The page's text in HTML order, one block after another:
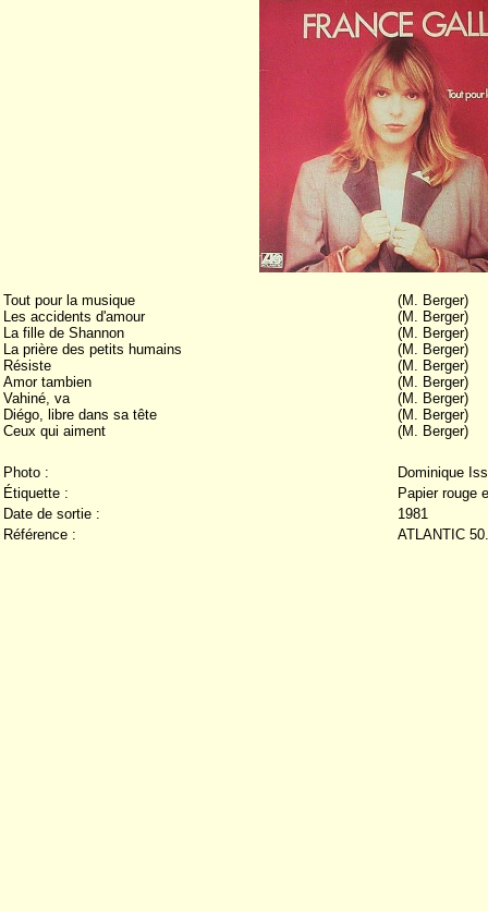
Tout pour la musique
Les accidents d'amour
La fille de Shannon
La prière des petits humains
Résiste
Amor tambien
Vahiné, va
Diégo, libre dans sa tête
Ceux qui aiment
(M. Berger)
(M. Berger)
(M. Berger)
(M. Berger)
(M. Berger)
(M. Berger)
(M. Berger)
(M. Berger)
(M. Berger)
Photo :
Dominique
Étiquette :
Papier rouge
Date de sortie :
1981
Référence :
ATLANTIC